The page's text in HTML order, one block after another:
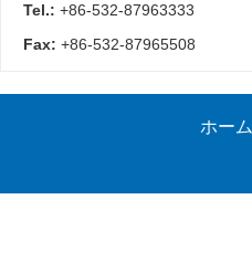
Tel.: +86-532-87963333
Fax: +86-532-87965508
ホーム